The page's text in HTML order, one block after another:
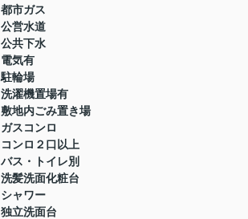
都市ガス
公営水道
公共下水
電気有
駐輪場
洗濯機置場有
敷地内ごみ置き場
ガスコンロ
コンロ２口以上
バス・トイレ別
洗髪洗面化粧台
シャワー
独立洗面台